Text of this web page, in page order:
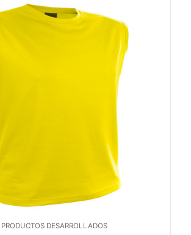
PRODUCTOS DESARROLLADOS